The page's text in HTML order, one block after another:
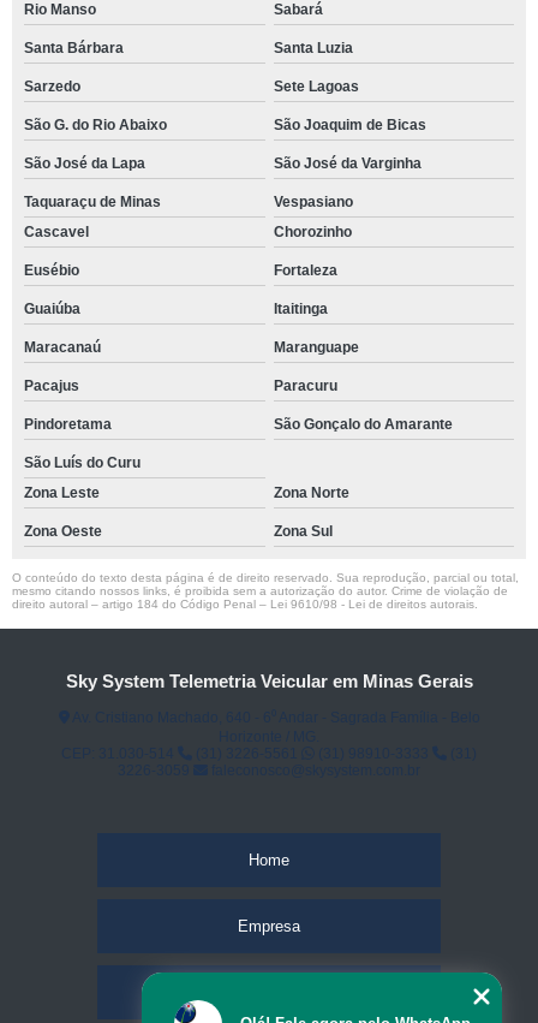
Rio Manso Sabará
Santa Bárbara Santa Luzia
Sarzedo Sete Lagoas
São G. do Rio Abaixo São Joaquim de Bicas
São José da Lapa São José da Varginha
Taquaraçu de Minas
Vespasiano
Cascavel
Chorozinho
Eusébio Fortaleza
Guaiúba Itaitinga
Maracanaú Maranguape
Pacajus Paracuru
Pindoretama São Gonçalo do Amarante
São Luís do Curu
Zona Leste
Zona Norte
Zona Oeste Zona Sul
O conteúdo do texto desta página é de direito reservado. Sua reprodução, parcial ou total,
mesmo citando nossos links, é proibida sem a autorização do autor. Crime de violação de
direito autoral – artigo 184 do Código Penal – Lei 9610/98 - Lei de direitos autorais
Sky System Telemetria Veicular em Minas Gerais
Home
Empresa